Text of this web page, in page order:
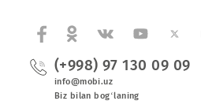
Xizmatlar
Chegirma va maxsus takliflar
Yangiliklar